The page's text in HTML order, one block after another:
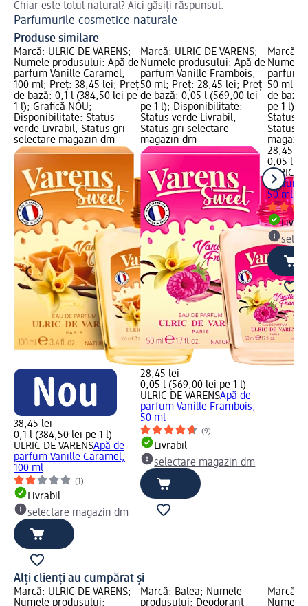
Chiar este totul natural? Aici găsiți răspunsul.
Parfumurile cosmetice naturale
Produse similare
Marcă: ULRIC DE VARENS;
Numele produsului: Apă de
parfum Vanille Caramel,
100 ml; Preț: 38,45 lei; Preț
de bază: 0,1 l (384,50 lei pe
1 l); Grafică NOU;
Disponibilitate: Status
verde Livrabil, Status gri
selectare magazin dm
38,45 lei
0,1 l (384,50 lei pe 1 l)
ULRIC DE VARENSApă de
parfum Vanille Caramel,
100 ml
(1)
Livrabil
selectare magazin dm
Marcă: ULRIC DE VARENS;
Numele produsului: Apă de
parfum Vanille Frambois,
50 ml; Preț: 28,45 lei; Preț
de bază: 0,05 l (569,00 lei
pe 1 l); Disponibilitate:
Status verde Livrabil,
Status gri selectare
magazin dm
28,45 lei
0,05 l (569,00 lei pe 1 l)
ULRIC DE VARENSApă de
parfum Vanille Frambois,
50 ml
(9)
Livrabil
selectare magazin dm
Marcă:
Numele
parfum
50 ml;
de
pe 1 l);
Status
Status
28,45 lei
0,05 l
ULRIC
parfum
50 ml
Alți clienți au cumpărat și
Marcă: ULRIC DE VARENS;
Numele produsului:
Marcă: Balea; Numele
produsului: Deodorant
Marcă:
Numele